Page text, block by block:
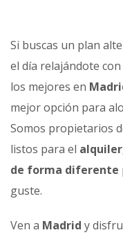
Si buscas un plan
el día relajándote
los mejores en
mejor opción para
Somos propietarios
listos para el
de forma diferente
guste.
Ven a Madrid y